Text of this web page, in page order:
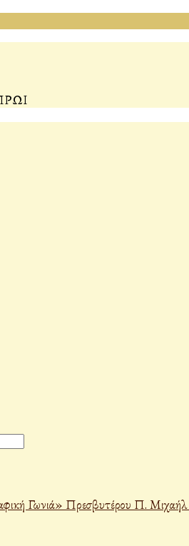
Γωνιά» Πρεσβυτέρου Π. Μιχαήλ